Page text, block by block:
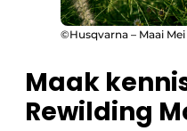
©Husqvarna – Maai
Maak
Rewilding